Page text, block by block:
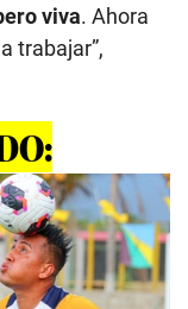
viva. Ahora
trabajar”,